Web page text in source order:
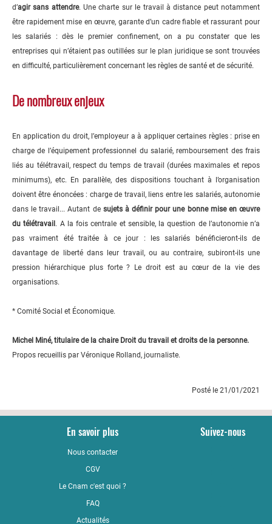
d’agir sans attendre. Une charte sur le travail à distance peut notamment
être rapidement mise en œuvre, garante d’un cadre fiable et rassurant pour
les salariés : dès le premier confinement, on a pu constater que les
entreprises qui n’étaient pas outillées sur le plan juridique se sont trouvées
en difficulté, particulièrement concernant les règles de santé et de sécurité.
De nombreux enjeux
En application du droit, l’employeur a à appliquer certaines règles : prise en
charge de l’équipement professionnel du salarié, remboursement des frais
liés au télétravail, respect du temps de travail (durées maximales et repos
minimums), etc. En parallèle, des dispositions touchant à l’organisation
doivent être énoncées : charge de travail, liens entre les salariés, autonomie
dans le travail... Autant de sujets à définir pour une bonne mise en œuvre
du télétravail . A la fois centrale et sensible, la question de l’autonomie n’a
pas vraiment été traitée à ce jour : les salariés bénéficieront-ils de
davantage de liberté dans leur travail, ou au contraire, subiront-ils une
pression hiérarchique plus forte ? Le droit est au cœur de la vie des
organisations.
* Comité Social et Économique.
Michel Miné, titulaire de la chaire Droit du travail et droits de la personne.
Propos recueillis par Véronique Rolland, journaliste.
Posté le 21/01/2021
En savoir plus
Nous contacter
CGV
Le Cnam c'est quoi ?
FAQ
Actualités
Suivez-nous